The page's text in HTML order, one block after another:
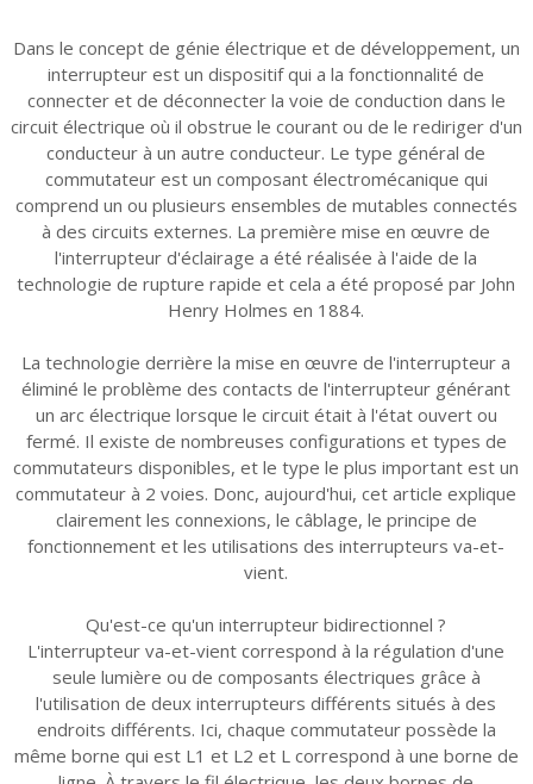
Dans le concept de génie électrique et de développement, un
interrupteur est un dispositif qui a la fonctionnalité de
connecter et de déconnecter la voie de conduction dans le
circuit électrique où il obstrue le courant ou de le rediriger d'un
conducteur à un autre conducteur. Le type général de
commutateur est un composant électromécanique qui
comprend un ou plusieurs ensembles de mutables connectés
à des circuits externes. La première mise en œuvre de
l'interrupteur d'éclairage a été réalisée à l'aide de la
technologie de rupture rapide et cela a été proposé par John
Henry Holmes en 1884.
La technologie derrière la mise en œuvre de l'interrupteur a
éliminé le problème des contacts de l'interrupteur générant
un arc électrique lorsque le circuit était à l'état ouvert ou
fermé. Il existe de nombreuses configurations et types de
commutateurs disponibles, et le type le plus important est un
commutateur à 2 voies. Donc, aujourd'hui, cet article explique
clairement les connexions, le câblage, le principe de
fonctionnement et les utilisations des interrupteurs va-et-
vient.
Qu'est-ce qu'un interrupteur bidirectionnel ?
L'interrupteur va-et-vient correspond à la régulation d'une
seule lumière ou de composants électriques grâce à
l'utilisation de deux interrupteurs différents situés à des
endroits différents. Ici, chaque commutateur possède la
même borne qui est L1 et L2 et L correspond à une borne de